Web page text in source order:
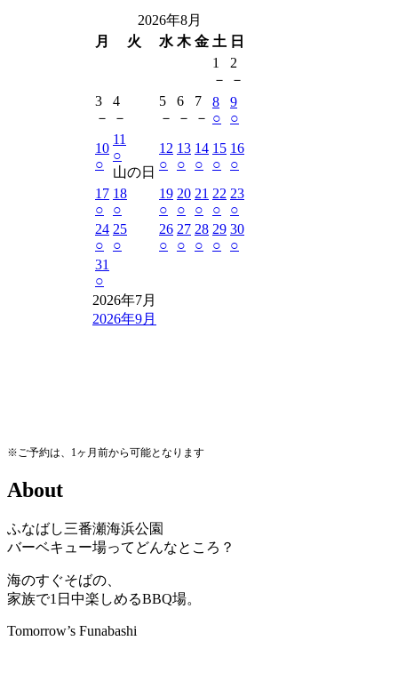
2026年8月
月
火 水 木 金 土 日
1
－
2
－
3
－
4
－
5
－
6
－
7
－
8
○
9
○
10
○
11
○
山の日
12
○
13
○
14
○
15
○
16
○
17
○
18
○
19
○
20
○
21
○
22
○
23
○
24
○
25
○
26
○
27
○
28
○
29
○
30
○
31
○
2026年7月
2026年9月
※ご予約は、1ヶ月前から可能となります
About
ふなばし三番瀬海浜公園
バーベキュー場ってどんなところ？
海のすぐそばの、
家族で1日中楽しめるBBQ場。
Tomorrow’s Funabashi